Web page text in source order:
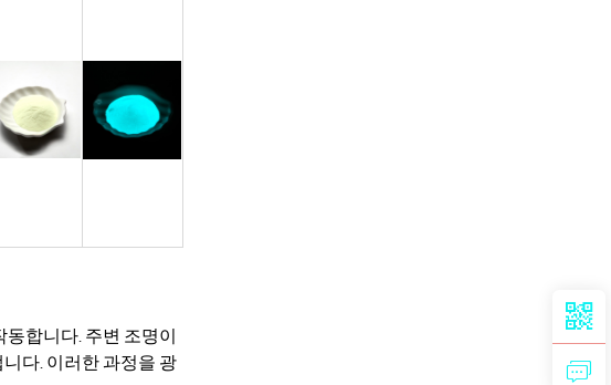
합니다. 주변 조명이
다. 이러한 과정을 광